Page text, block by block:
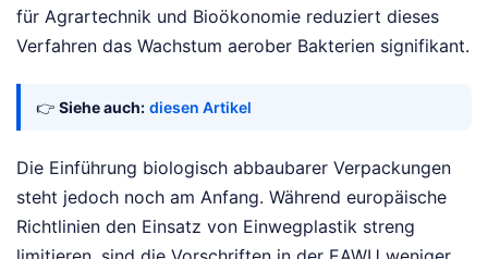
für Agrartechnik und Bioökonomie reduziert dieses
Verfahren das Wachstum aerober Bakterien signifikant.
👉 Siehe auch: diesen Artikel
Die Einführung biologisch abbaubarer Verpackungen
steht jedoch noch am Anfang. Während europäische
Richtlinien den Einsatz von Einwegplastik streng